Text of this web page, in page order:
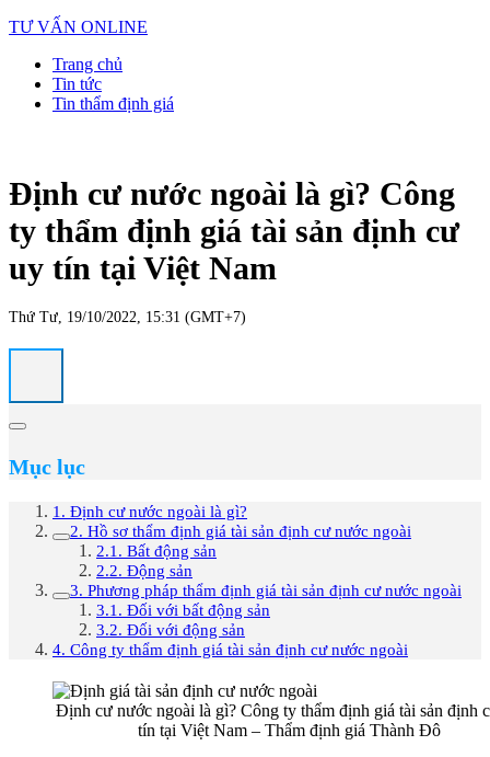
TƯ VẤN ONLINE
Trang chủ
Tin tức
Tin thẩm định giá
Định cư nước ngoài là gì? Công
ty thẩm định giá tài sản định cư
uy tín tại Việt Nam
Thứ Tư, 19/10/2022, 15:31 (GMT+7)
Mục lục
1. Định cư nước ngoài là gì?
2. Hồ sơ thẩm định giá tài sản định cư nước ngoài
2.1. Bất động sản
2.2. Động sản
3. Phương pháp thẩm định giá tài sản định cư nước ngoài
3.1. Đối với bất động sản
3.2. Đối với động sản
4. Công ty thẩm định giá tài sản định cư nước ngoài
Định cư nước ngoài là gì? Công ty thẩm định giá tài sản định
tín tại Việt Nam – Thẩm định giá Thành Đô